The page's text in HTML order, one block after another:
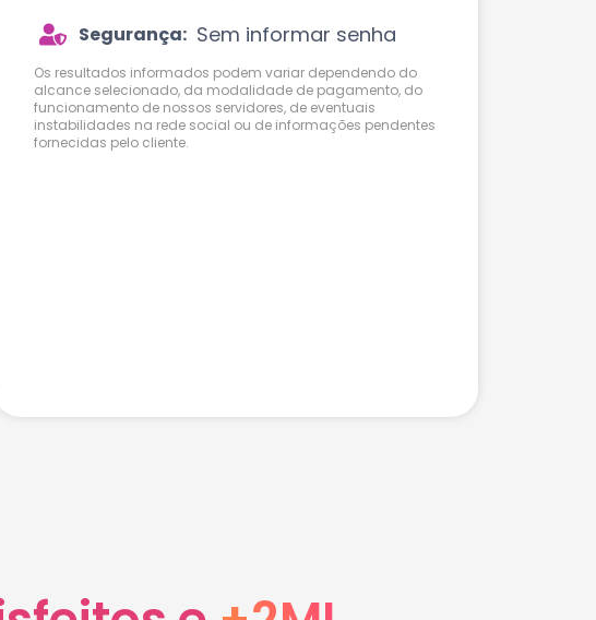
Segurança: Sem informar senha
Os resultados informados podem variar dependendo do
alcance selecionado, da modalidade de pagamento, do
funcionamento de nossos servidores, de eventuais
instabilidades na rede social ou de informações pendentes
fornecidas pelo cliente.